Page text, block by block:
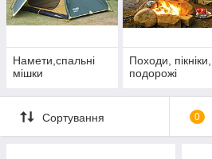
Намети,спальні
мішки
Походи, пікніки,
подорожі
Сортування 0